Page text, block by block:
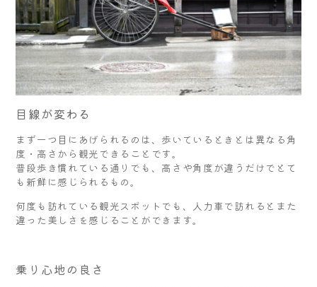
目線が変わる
まず一つ目にあげられるのは、歩いているときとは異なる角
度・高さから観光できることです。
普段歩き慣れている通りでも、高さや角度が違うだけでとて
も新鮮に感じられるもの。
何度も訪れている観光スポットでも、人力車で訪れるとまた
違った美しさを感じることができます。
乗り心地の良さ